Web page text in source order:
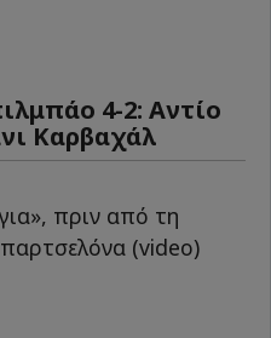
4-2: Αντίο
Καρβαχάλ